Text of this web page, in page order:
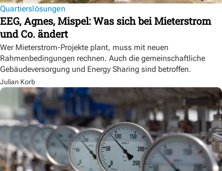
Quartierslösungen
EEG, Agnes, Mispel: Was sich bei Mieterstrom
und Co. ändert
Wer Mieterstrom-Projekte plant, muss mit neuen
Rahmenbedingungen rechnen. Auch die gemeinschaftliche
Gebäudeversorgung und Energy Sharing sind betroffen.
Julian Korb